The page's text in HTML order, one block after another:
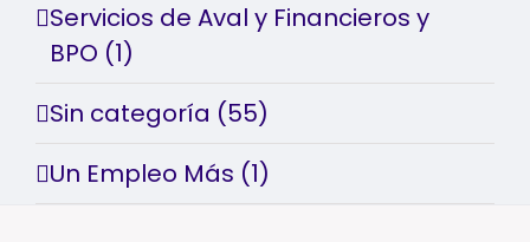
Servicios de Aval y Financieros y
BPO (1)
Sin categoría (55)
Un Empleo Más (1)